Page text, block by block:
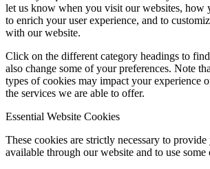
let us know when you visit our websites, how
to enrich your user experience, and to
with our website.
Click on the different category headings to
also change some of your preferences. Note
types of cookies may impact your experience
the services we are able to offer.
Essential Website Cookies
These cookies are strictly necessary to
available through our website and to use some